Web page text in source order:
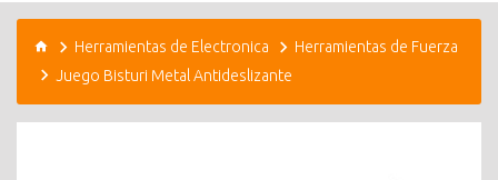
Herramientas de Electronica
Herramientas de Fuerza
Juego Bisturi Metal Antideslizante